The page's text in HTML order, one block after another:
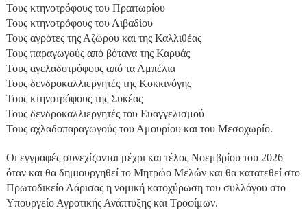
Τους κτηνοτρόφους του Πραιτωρίου
Τους κτηνοτρόφους του Λιβαδίου
Τους αγρότες της Αζώρου και της Καλλιθέας
Τους παραγωγούς από βότανα της Καρυάς
Τους αγελαδοτρόφους από τα Αμπέλια
Τους δενδροκαλλιεργητές της Κοκκινόγης
Τους κτηνοτρόφους της Συκέας
Τους δενδροκαλλιεργητές του Ευαγγελισμού
Τους αχλαδοπαραγωγούς του Αμουρίου και του Μεσοχωρίο.
Οι εγγραφές συνεχίζονται μέχρι και τέλος Νοεμβρίου του 2026
όταν και θα δημιουργηθεί το Μητρώο Μελών και θα κατατεθεί στο
Πρωτοδικείο Λάρισας η νομική κατοχύρωση του συλλόγου στο
Υπουργείο Αγροτικής Ανάπτυξης και Τροφίμων.